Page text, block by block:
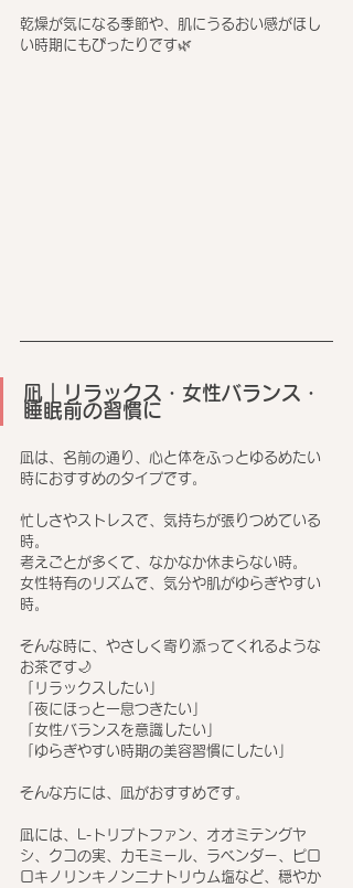
乾燥が気になる季節や、肌にうるおい感がほし
い時期にもぴったりです🌿
凪｜リラックス・女性バランス・
睡眠前の習慣に
凪は、名前の通り、心と体をふっとゆるめたい
時におすすめのタイプです。
忙しさやストレスで、気持ちが張りつめている
時。
考えごとが多くて、なかなか休まらない時。
女性特有のリズムで、気分や肌がゆらぎやすい
時。
そんな時に、やさしく寄り添ってくれるような
お茶です🌙
「リラックスしたい」
「夜にほっと一息つきたい」
「女性バランスを意識したい」
「ゆらぎやすい時期の美容習慣にしたい」
そんな方には、凪がおすすめです。
凪には、L-トリプトファン、オオミテングヤ
シ、クコの実、カモミール、ラベンダー、ピロ
ロキノリンキノン二ナトリウム塩など、穏やか